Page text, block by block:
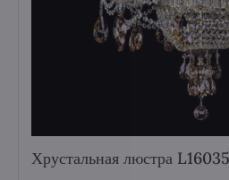
Хрустальная люстра